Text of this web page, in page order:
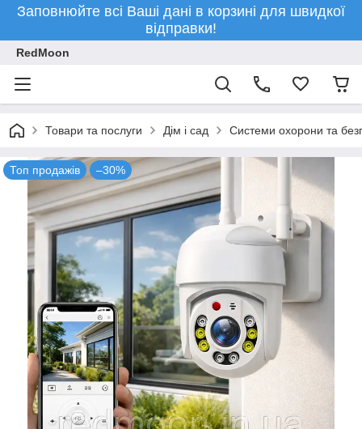
Заповнюйте всі Ваші дані в корзині для швидкої
відправки!
RedMoon
Товари та послуги Дім і сад Системи охорони та
Топ продажів –30%